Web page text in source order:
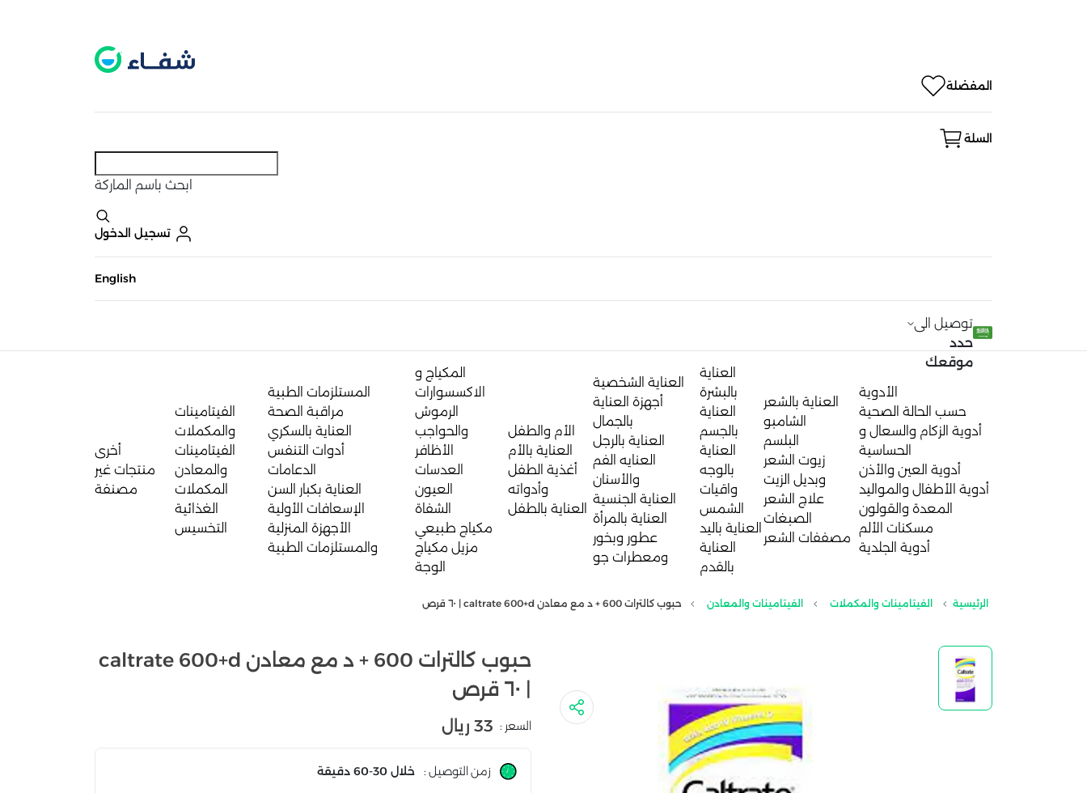
المفضلة
السلة
ابحث باسم الماركة
تسجيل الدخول
English
توصيل الى
حدد
موقعك
الأدوية
حسب الحالة الصحية
أدوية الزكام والسعال و
الحساسية
أدوية العين والأذن
أدوية الأطفال والمواليد
المعدة والقولون
مسكنات الألم
أدوية الجلدية
العناية بالشعر
الشامبو
البلسم
زيوت الشعر
وبديل الزيت
علاج الشعر
الصبغات
مصففات الشعر
العناية
بالبشرة
العناية
بالجسم
العناية
بالوجه
واقيات
الشمس
العناية باليد
العناية
بالقدم
العناية الشخصية
أجهزة العناية
بالجمال
العناية بالرجل
العنايه الفم
والأسنان
العناية الجنسية
العناية بالمرأة
عطور وبخور
ومعطرات جو
الأم والطفل
العناية بالأم
أغذية الطفل
وأدواته
العناية بالطفل
المكياج و
الاكسسوارات
الرموش
والحواجب
الأظافر
العدسات
العيون
الشفاة
مكياج طبيعي
مزيل مكياج
الوجة
المستلزمات الطبية
مراقبة الصحة
العناية بالسكري
أدوات التنفس
الدعامات
العناية بكبار السن
الإسعافات الأولية
الأجهزة المنزلية
والمستلزمات الطبية
الفيتامينات
والمكملات
الفيتامينات
والمعادن
المكملات
الغذائية
التخسيس
أخرى
منتجات غير
مصنفة
الرئيسية الفيتامينات والمكملات الفيتامينات والمعادن حبوب كالترات 600 + د مع معادن caltrate 600+d | ٦٠ قرص
حبوب كالترات 600 + د مع معادن caltrate 600+d
السعر : 33 ريال
زمن التوصيل : خلال 30-60 دقيقة